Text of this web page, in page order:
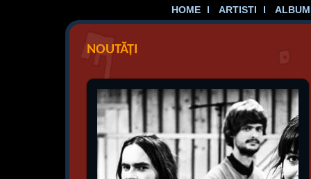
HOME ARTISTI
NOUTĂȚI